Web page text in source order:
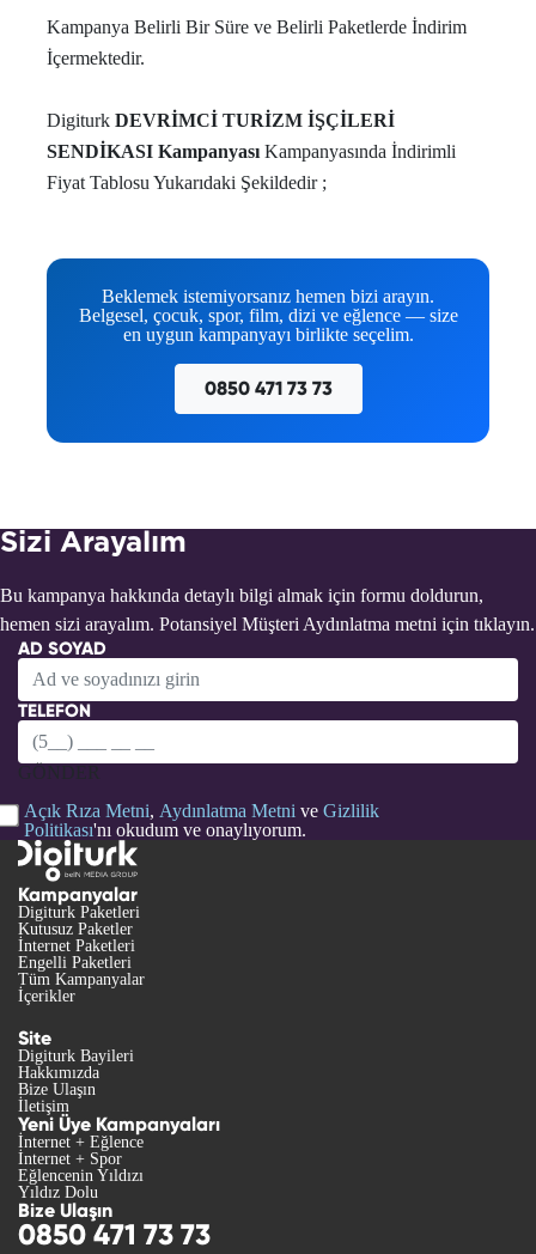
Kampanya Belirli Bir Süre ve Belirli Paketlerde İndirim
İçermektedir.
Digiturk DEVRİMCİ TURİZM İŞÇİLERİ
SENDİKASI Kampanyası Kampanyasında İndirimli
Fiyat Tablosu Yukarıdaki Şekildedir ;
Beklemek istemiyorsanız hemen bizi arayın.
Belgesel, çocuk, spor, film, dizi ve eğlence — size
en uygun kampanyayı birlikte seçelim.
0850 471 73 73
Sizi Arayalım
Bu kampanya hakkında detaylı bilgi almak için formu doldurun,
hemen sizi arayalım. Potansiyel Müşteri Aydınlatma metni için tıklayın.
AD SOYAD
TELEFON
GÖNDER
Açık Rıza Metni, Aydınlatma Metni ve Gizlilik
Politikası'nı okudum ve onaylıyorum.
Kampanyalar
Digiturk Paketleri
Kutusuz Paketler
İnternet Paketleri
Engelli Paketleri
Tüm Kampanyalar
İçerikler
Site
Digiturk Bayileri
Hakkımızda
Bize Ulaşın
İletişim
Yeni Üye Kampanyaları
İnternet + Eğlence
İnternet + Spor
Eğlencenin Yıldızı
Yıldız Dolu
Bize Ulaşın
0850 471 73 73